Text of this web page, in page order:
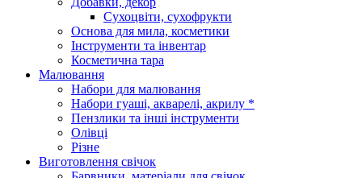
Сухоцвіти, сухофрукти
Основа для мила, косметики
Інструменти та інвентар
Косметична тара
Малювання
Набори для малювання
Набори гуаші, акварелі, акрилу *
Пензлики та інші інструменти
Олівці
Різне
Виготовлення свічок